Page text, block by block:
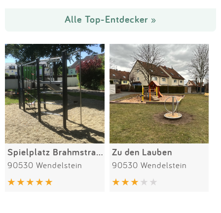
Alle Top-Entdecker »
Spielplatz Brahmstraße
90530 Wendelstein
Zu den Lauben
90530 Wendelstein